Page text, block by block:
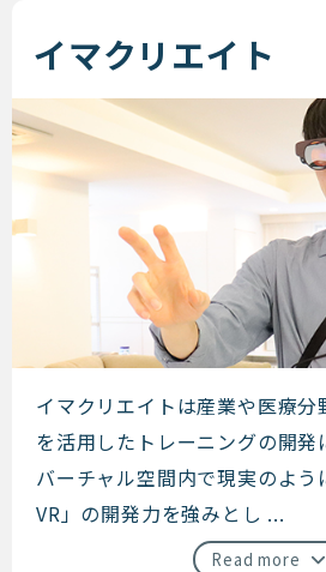
イマクリエイト
イマクリエイト
イマクリエイトは産業や医療
を活用したトレーニングの開発
バーチャル空間内で現実のよう
VR」の開発力を強みとし ...
Read more